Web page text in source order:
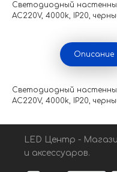
Светодиодный
AC220V, 4000k, IP20,
Описание
Светодиодный
AC220V, 4000k, IP20,
LED Центр -
и аксессуаров.